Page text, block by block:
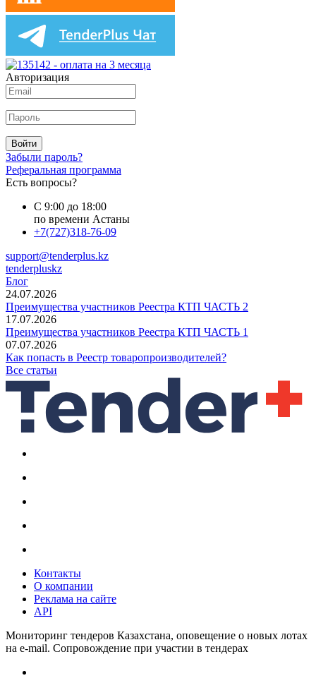
Авторизация
Войти
Забыли пароль?
Реферальная программа
Есть вопросы?
С 9:00 до 18:00
по времени Астаны
+7(727)318-76-09
support@tenderplus.kz
tenderpluskz
Блог
24.07.2026
Преимущества участников Реестра КТП ЧАСТЬ 2
17.07.2026
Преимущества участников Реестра КТП ЧАСТЬ 1
07.07.2026
Как попасть в Реестр товаропроизводителей?
Все статьи
Контакты
О компании
Реклама на сайте
API
Мониторинг тендеров Казахстана, оповещение о новых лотах
на e-mail. Сопровождение при участии в тендерах